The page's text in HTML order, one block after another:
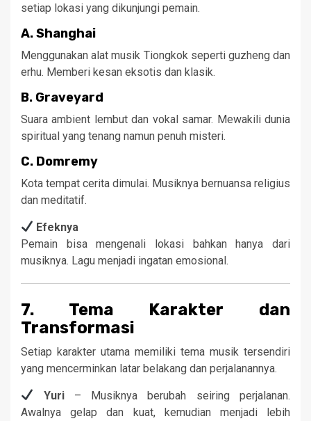
setiap lokasi yang dikunjungi pemain.
A.Shanghai
Menggunakan alat musik Tiongkok seperti guzheng dan
erhu. Memberi kesan eksotis dan klasik.
B. Graveyard
Suara ambient lembut dan vokal samar. Mewakili dunia
spiritual yang tenang namun penuh misteri.
C. Domremy
Kota tempat cerita dimulai. Musiknya bernuansa religius
dan meditatif.
Efeknya
Pemain bisa mengenali lokasi bahkan hanya dari
musiknya. Lagu menjadi ingatan emosional.
7. Tema Karakter dan
Transformasi
Setiap karakter utama memiliki tema musik tersendiri
yang mencerminkan latar belakang dan perjalanannya.
Yuri– Musiknya berubah seiring perjalanan.
Awalnya gelap dan kuat, kemudian menjadi lebih